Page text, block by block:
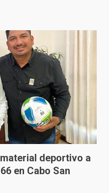
deportivo a
en Cabo San